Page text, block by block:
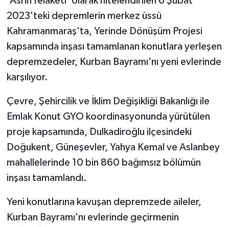
2023'teki depremlerin merkez üssü
Kahramanmaraş'ta, Yerinde Dönüşüm Projesi
kapsamında inşası tamamlanan konutlara yerleşen
depremzedeler, Kurban Bayramı'nı yeni evlerinde
karşılıyor.
Çevre, Şehircilik ve İklim Değişikliği Bakanlığı ile
Emlak Konut GYO koordinasyonunda yürütülen
proje kapsamında, Dulkadiroğlu ilçesindeki
Doğukent, Güneşevler, Yahya Kemal ve Aslanbey
mahallelerinde 10 bin 860 bağımsız bölümün
inşası tamamlandı.
Yeni konutlarına kavuşan depremzede aileler,
Kurban Bayramı'nı evlerinde geçirmenin